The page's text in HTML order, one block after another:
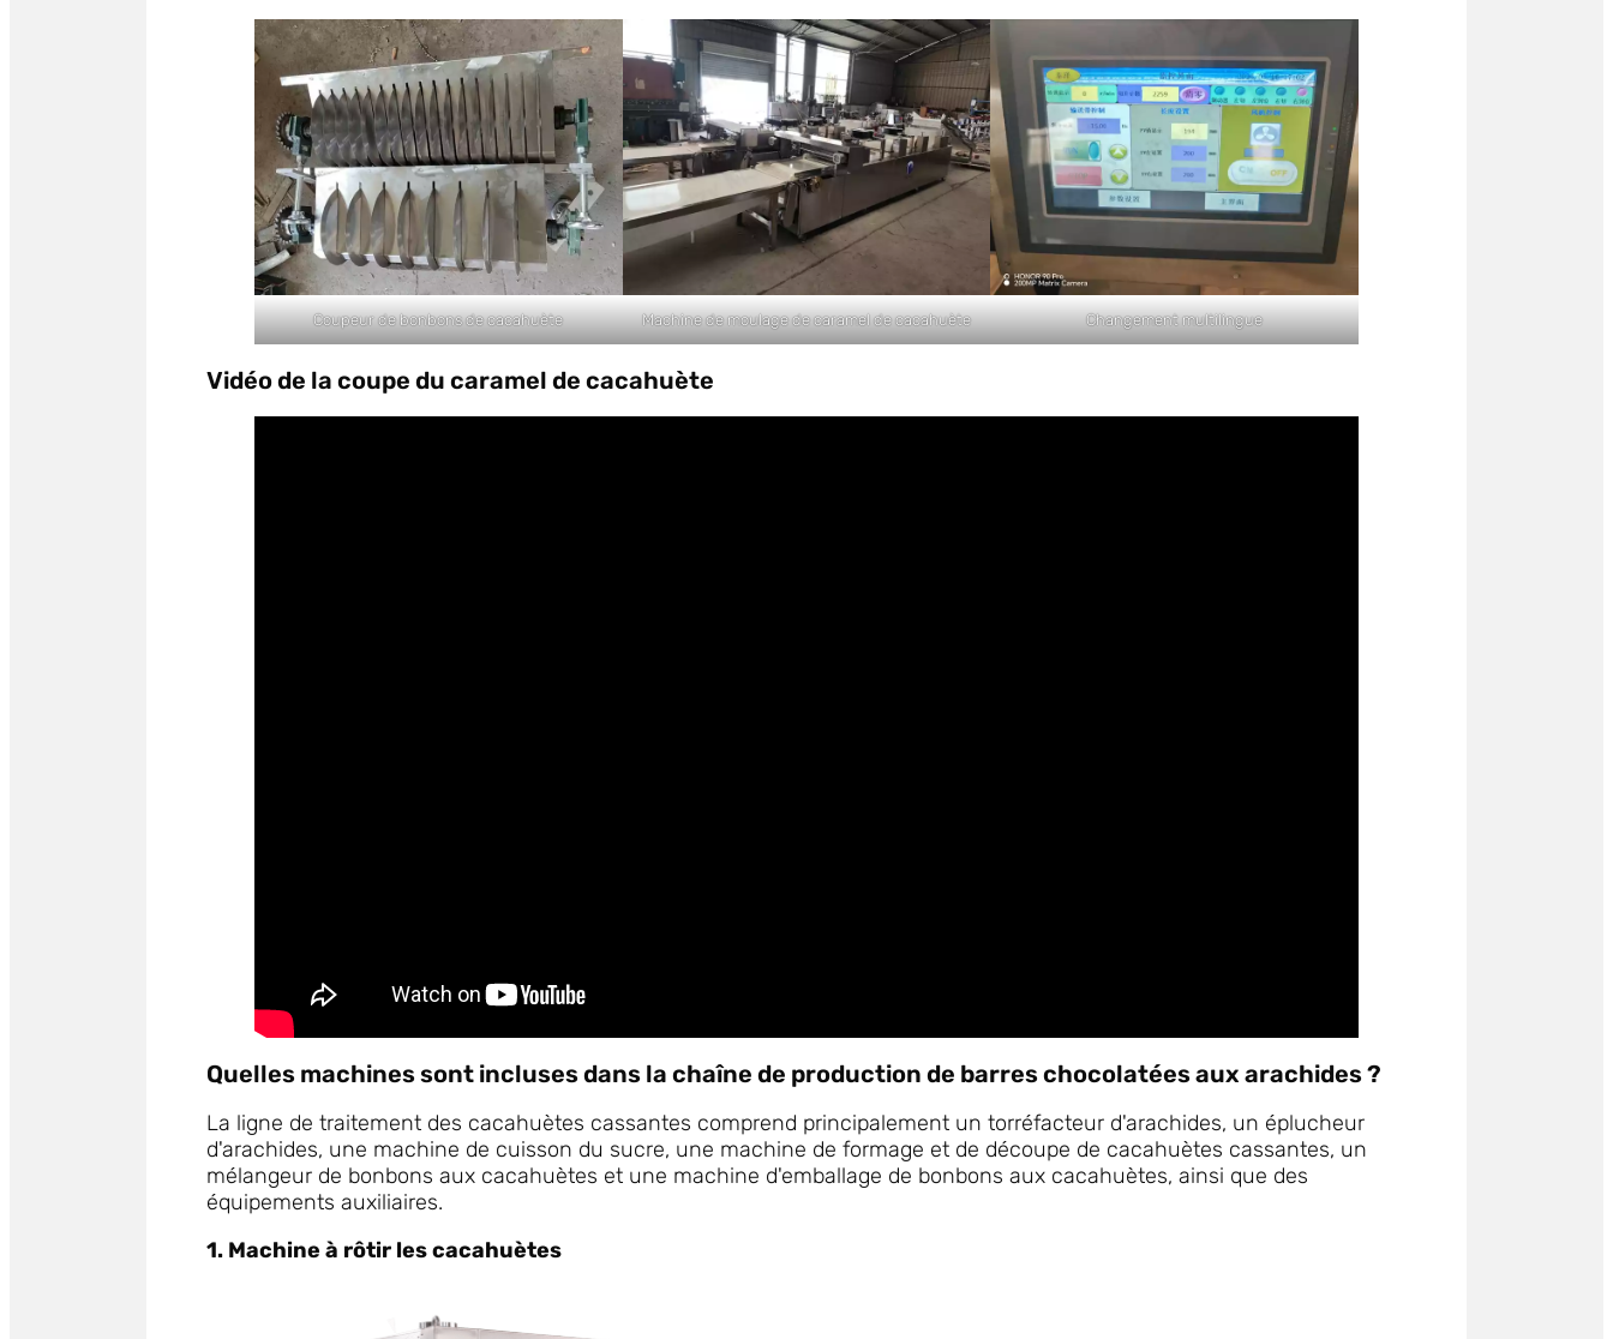
Coupeur de bonbons de cacahuète Machine de moulage de caramel de cacahuète Changement multilingue
Vidéo de la coupe du caramel de cacahuète
Quelles machines sont incluses dans la chaîne de production de barres chocolatées aux arachides ?
La ligne de traitement des cacahuètes cassantes comprend principalement un torréfacteur d'arachides, un éplucheur
d'arachides, une machine de cuisson du sucre, une machine de formage et de découpe de cacahuètes cassantes, un
mélangeur de bonbons aux cacahuètes et une machine d'emballage de bonbons aux cacahuètes, ainsi que des
équipements auxiliaires.
1. Machine à rôtir les cacahuètes